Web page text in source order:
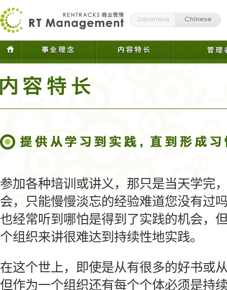
参加各种培训或讲义，那只是当天学完
会，只能慢慢淡忘的经验难道您没有过
也经常听到哪怕是得到了实践的机会，
个组织来讲很难达到持续性地实践。
在这个世上，即使是从有很多的好书或
但作为一个组织还有每个个体必须是持